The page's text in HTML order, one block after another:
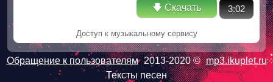
🡇 Скачать 3:02
Доступ к музыкальному сервису
Обращение к пользователям 2013-2020 © mp3.ikuplet.ru
Тексты песен